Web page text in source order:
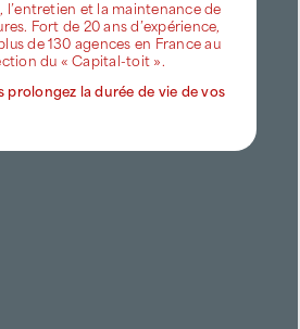
l’entretien et la maintenance de
Fort de 20 ans d’expérience,
de 130 agences en France au
du « Capital-toit ».
prolongez la durée de vie de vos